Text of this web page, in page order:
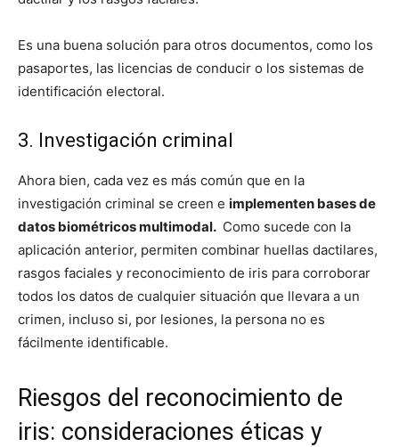
Es una buena solución para otros documentos, como los
pasaportes, las licencias de conducir o los sistemas de
identificación electoral.
3. Investigación criminal
Ahora bien, cada vez es más común que en la
investigación criminal se creen e implementen bases de
datos biométricos multimodal. Como sucede con la
aplicación anterior, permiten combinar huellas dactilares,
rasgos faciales y reconocimiento de iris para corroborar
todos los datos de cualquier situación que llevara a un
crimen, incluso si, por lesiones, la persona no es
fácilmente identificable.
Riesgos del reconocimiento de
iris: consideraciones éticas y